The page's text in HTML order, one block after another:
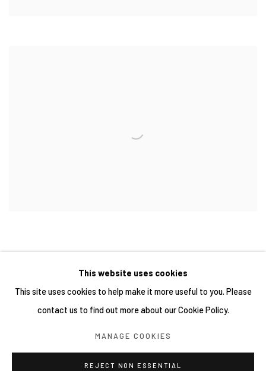
COPYRIGHT © 2026 YIRI ARTS, BACK_Y & YIRI JAKARTA.
ALL RIGHTS RESERVED.
This website uses cookies
This site uses cookies to help make it more useful to you. Please
contact us to find out more about our Cookie Policy.
MANAGE COOKIES
REJECT NON ESSENTIAL